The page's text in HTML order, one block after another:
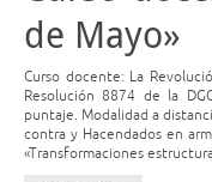
de Mayo»
Curso docente: La
Resolución 8874 de la
puntaje. Modalidad a
contra y Hacendados en
«Transformaciones